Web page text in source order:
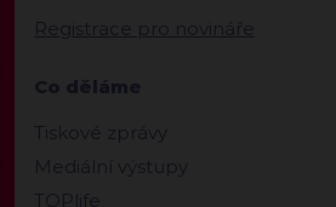
Registrace pro novináře
Co děláme
Tiskové zprávy
Mediální výstupy
TOPlife